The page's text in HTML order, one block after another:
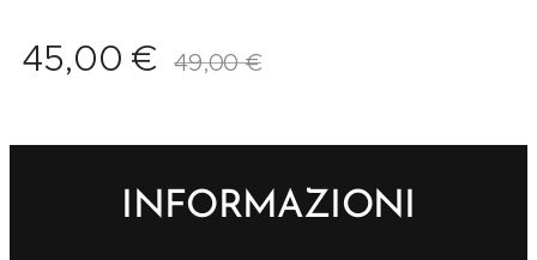
45,00 € 49,00€
INFORMAZIONI